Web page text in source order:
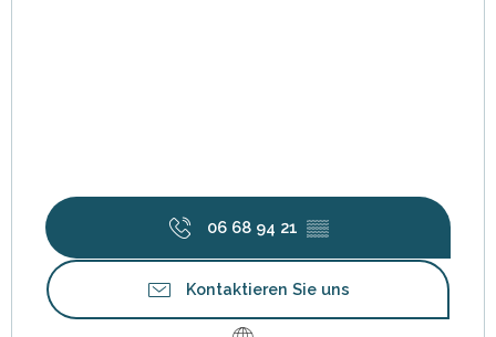
06 68 94 21 ▒▒
Kontaktieren Sie uns